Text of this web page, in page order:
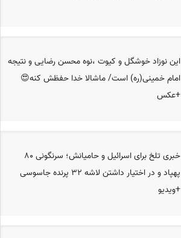
این نوزاد خوشگل و کیوت ،نوه محسن رضایی و نتیجه
امام خمینی(ره) است/ ماشالا خدا حفظش کنه😍
+عکس
خبری تلخ برای اسرائیل و حامیانش؛ سرنگونی 80
پهپاد و در اختیار داشتن لاشه 32 پرنده جاسوسی
+ویدیو